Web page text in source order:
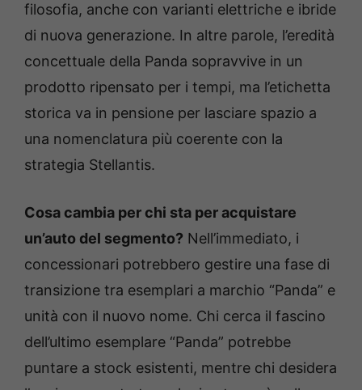
filosofia, anche con varianti elettriche e ibride
di nuova generazione. In altre parole, l’eredità
concettuale della Panda sopravvive in un
prodotto ripensato per i tempi, ma l’etichetta
storica va in pensione per lasciare spazio a
una nomenclatura più coerente con la
strategia Stellantis.
Cosa cambia per chi sta per acquistare
un’auto del segmento? Nell’immediato, i
concessionari potrebbero gestire una fase di
transizione tra esemplari a marchio “Panda” e
unità con il nuovo nome. Chi cerca il fascino
dell’ultimo esemplare “Panda” potrebbe
puntare a stock esistenti, mentre chi desidera